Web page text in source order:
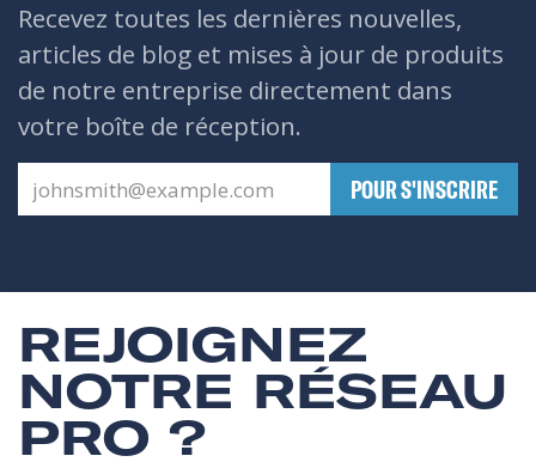
Recevez toutes les dernières nouvelles,
articles de blog et mises à jour de produits
de notre entreprise directement dans
votre boîte de réception.
​POUR S'INSCRIRE
REJOIGNEZ
NOTRE RÉSEAU
PRO ?